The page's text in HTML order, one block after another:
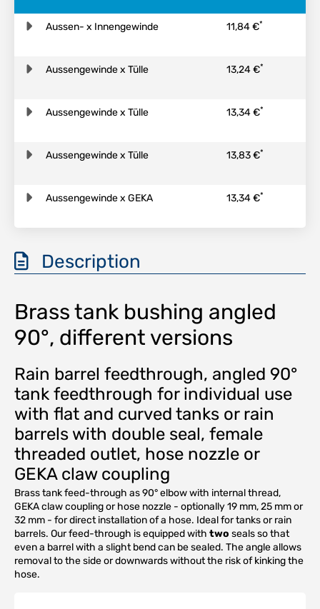
Aussen- x Innengewinde 11,84 €*
Aussengewinde x Tülle 13,24 €*
Aussengewinde x Tülle 13,34 €*
Aussengewinde x Tülle 13,83 €*
Aussengewinde x GEKA 13,34 €*
Description
Brass tank bushing angled
90°, different versions
Rain barrel feedthrough, angled 90°
tank feedthrough for individual use
with flat and curved tanks or rain
barrels with double seal, female
threaded outlet, hose nozzle or
GEKA claw coupling
Brass tank feed-through as 90° elbow with internal thread,
GEKA claw coupling or hose nozzle - optionally 19 mm, 25 mm or
32 mm - for direct installation of a hose. Ideal for tanks or rain
barrels. Our feed-through is equipped with two seals so that
even a barrel with a slight bend can be sealed. The angle allows
removal to the side or downwards without the risk of kinking the
hose.